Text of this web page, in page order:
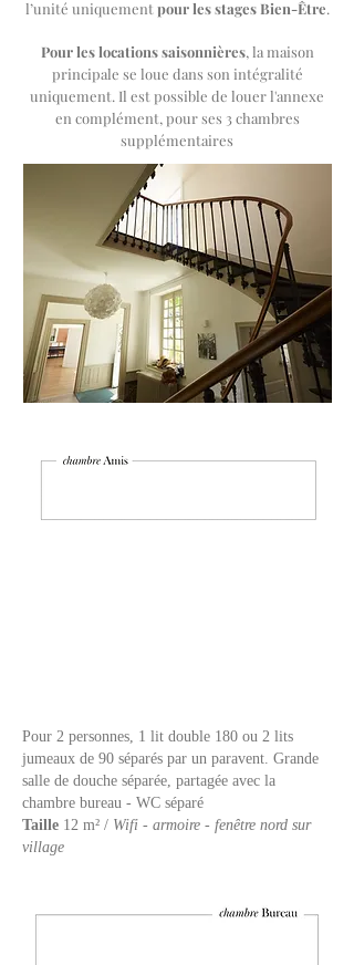
l’unité uniquementpour les stages Bien-Être.
Pour les locations saisonnières, la maison
principale se loue dans son intégralité
uniquement. Il est possible de louer l'annexe
en complément, pour ses 3 chambres
supplémentaires
Pour 2 personnes, 1 lit double 180 ou 2 lits
jumeaux de 90 séparés par un paravent. Grande
salle de douche séparée, partagée avec la
chambre bureau - WC séparé
Taille 12 m² / Wifi - armoire - fenêtre nord sur
village